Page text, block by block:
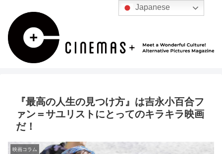
『最高の人生の見つけ方』は吉永小百合フ
ァン＝サユリストにとってのキラキラ映画
だ！
映画コラム
Japanese